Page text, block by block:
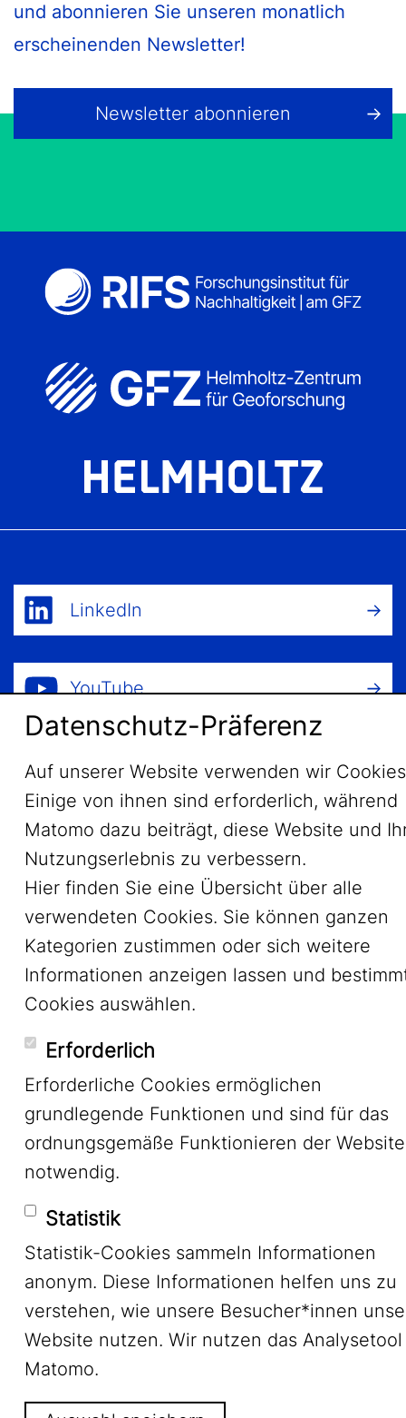
und abonnieren Sie unseren monatlich
erscheinenden Newsletter!
Newsletter abonnieren
LinkedIn
YouTube
Mastodon
Bluesky
Footer Menu Impressum
Datenschutz
Datenschutz-Präferenz
Auf unserer Website verwenden wir
Einige von ihnen sind erforderlich, während
Matomo dazu beiträgt, diese Website und
Nutzungserlebnis zu verbessern.
Hier finden Sie eine Übersicht über alle
verwendeten Cookies. Sie können ganzen
Kategorien zustimmen oder sich weitere
Informationen anzeigen lassen und
Cookies auswählen.
Erforderlich
Erforderliche Cookies ermöglichen
grundlegende Funktionen und sind für das
ordnungsgemäße Funktionieren der Website
notwendig.
Statistik
Statistik-Cookies sammeln Informationen
anonym. Diese Informationen helfen uns zu
verstehen, wie unsere Besucher*innen
Website nutzen. Wir nutzen das Analysetool
Matomo.